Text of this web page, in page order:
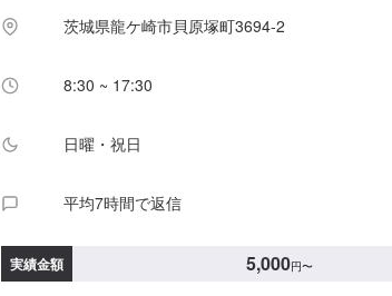
茨城県龍ケ崎市貝原塚町3694-2
8:30 ~ 17:30
日曜・祝日
平均7時間で返信
実績金額 5,000円〜